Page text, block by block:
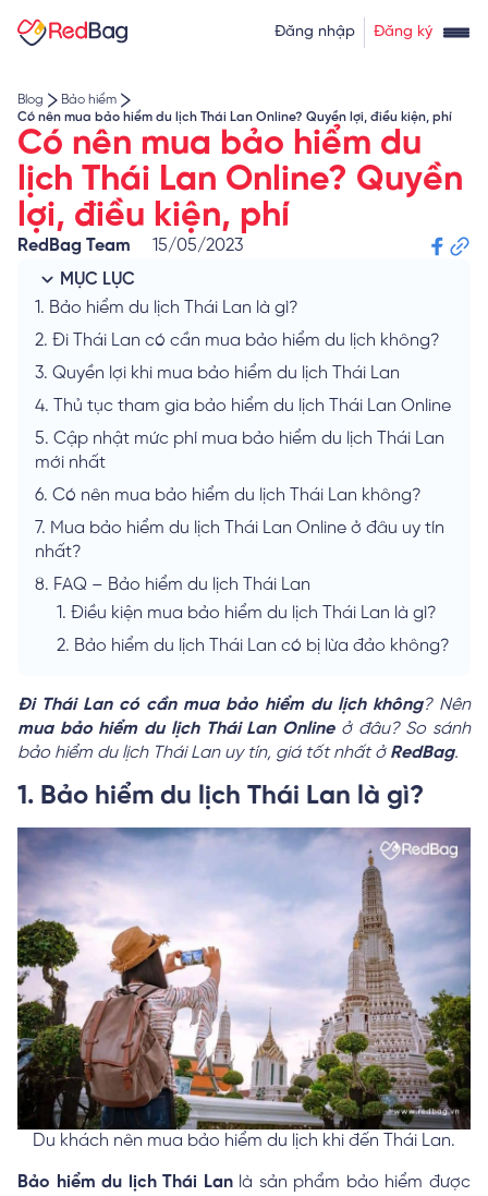
Đăng nhập Đăng ký
Tính lãi vay
Về chúng tôi
Blog
Bảo hiểm
Có nên mua bảo hiểm du lịch Thái Lan Online? Quyền lợi, điều kiện, phí
Có nên mua bảo hiểm du
lịch Thái Lan Online? Quyền
lợi, điều kiện, phí
RedBag Team
15/05/2023
MỤC LỤC
1. Bảo hiểm du lịch Thái Lan là gì?
2. Đi Thái Lan có cần mua bảo hiểm du lịch không?
3. Quyền lợi khi mua bảo hiểm du lịch Thái Lan
4.
Thủ tục tham gia bảo hiểm du lịch Thái Lan Online
5. Cập nhật mức phí mua bảo hiểm du lịch Thái Lan
mới nhất
6. Có nên mua bảo hiểm du lịch Thái Lan không?
7. Mua bảo hiểm du lịch Thái Lan Online ở đâu uy tín
nhất?
8. FAQ – Bảo hiểm du lịch Thái Lan
1. Điều kiện mua bảo hiểm du lịch Thái Lan là gì?
2. Bảo hiểm du lịch Thái Lan có bị lừa đảo không?
Đi Thái Lan có cần mua bảo hiểm du lịch không? Nên
mua bảo hiểm du lịch Thái Lan Onlineở đâu? So sánh
bảo hiểm du lịch Thái Lan uy tín, giá tốt nhất ở RedBag.
1. Bảo hiểm du lịch Thái Lan là gì?
Du khách nên mua bảo hiểm du lịch khi đến Thái Lan.
Bảo hiểm du lịch Thái Lanlà sản phẩm bảo hiểm được